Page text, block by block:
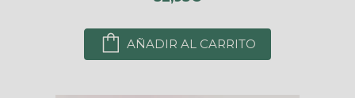
AÑADIR AL CARRITO